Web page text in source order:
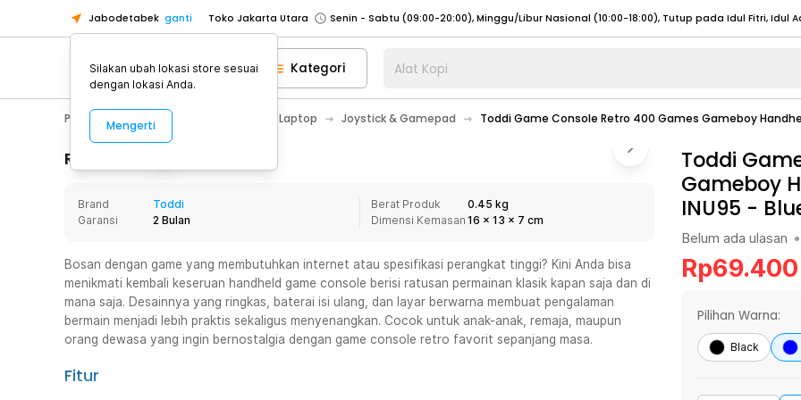
Jabodetabek ganti Toko Jakarta Utara
Toko Tangerang
Toko Cikupa
Pick n Go Jakarta Barat
Senin - Jumat (07:00 - 20:00), Sabtu - Minggu (08:00 - 20:00), Tutup pada Idul Fitri
Pick n Go Bekasi
Senin - Jumat (08:00 - 20:00), Sabtu - Minggu/ Libur Nasional (08:00 - 17:00) Selengkapnya
Senin - Jumat (08:00 - 20:00), Sabtu - Minggu/ Libur Nasional (08:00 - 17:00) Selengkapnya
Senin - Sabtu (09:00-20:00), Minggu/Libur Nasional (12:00-20:00), Tutup pada Idul Fitri
Senin - Sabtu (09:00-20:00), Minggu/Libur Nasional (12:00-20:00), Tutup pada Idul Fitri
Toko Tangerang
Toko Cikupa
Pick n Go Jakarta Barat
Senin - Jumat (07:00 - 20:00), Sabtu - Minggu (08:00 - 20:00), Tutup pada Idul Fitri
Pick n Go Bekasi
Senin - Jumat (08:00 - 20:00), Sabtu - Minggu/ Libur Nasional (08:00 - 17:00) Selengkapnya
Kategori Alat Kopi
PC & Laptop Aksesoris Komputer & Laptop Joystick & Gamepad Toddi Game Console Retro 400 Games Gameboy
Rincian Produk
Brand
Toddi
Garansi
2 Bulan
Berat Produk
0.45 kg
Dimensi Kemasan 16 x 13 x 7 cm
Bosan dengan game yang membutuhkan internet atau spesifikasi perangkat tinggi? Kini Anda bisa
menikmati kembali keseruan handheld game console berisi ratusan permainan klasik kapan saja dan di
mana saja. Desainnya yang ringkas, baterai isi ulang, dan layar berwarna membuat pengalaman
bermain menjadi lebih praktis sekaligus menyenangkan. Cocok untuk anak-anak, remaja, maupun
orang dewasa yang ingin bernostalgia dengan game console retro favorit sepanjang masa.
Fitur
Toddi
Gameboy
INU95 -
Belum ada ulasan •
Rp69.400
Pilihan Warna:
Black
Silakan ubah lokasi store sesuai
dengan lokasi Anda.
Mengerti